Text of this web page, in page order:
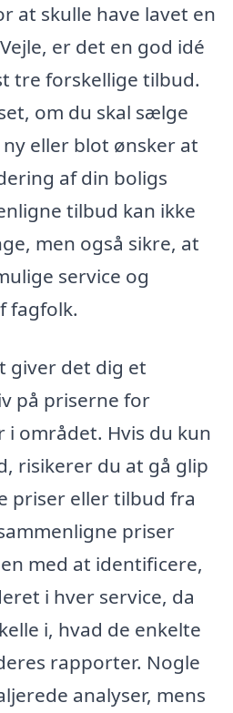
at skulle have lavet en
er det en god idé
tre forskellige tilbud.
om du skal sælge
eller blot ønsker at
af din boligs
tilbud kan ikke
men også sikre, at
service og
fagfolk.
giver det dig et
på priserne for
området. Hvis du kun
risikerer du at gå glip
priser eller tilbud fra
priser
med at identificere,
i hver service, da
i, hvad de enkelte
rapporter. Nogle
analyser, mens